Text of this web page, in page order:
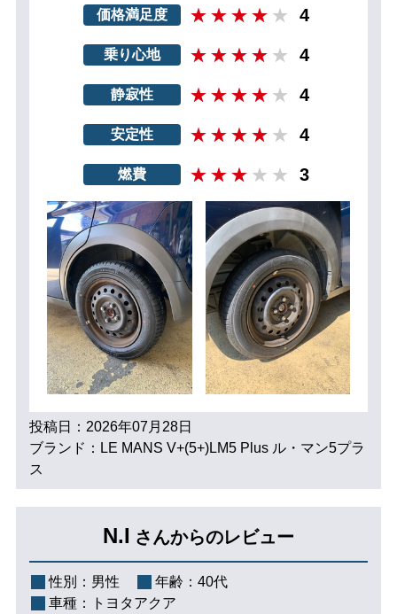
価格満足度 4
乗り心地 4
静寂性 4
安定性 4
燃費 3
投稿日：2026年07月28日
ブランド：LE MANS V+(5+)LM5 Plus ル・マン5プラ
ス
N.I さんからのレビュー
性別： 男性 年齢： 40代
車種：
トヨタアクア